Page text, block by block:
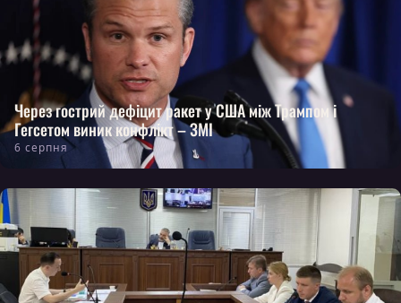
Через гострий дефіцит ракет у США між Трампом і
Гегсетом виник конфлікт – ЗМІ
6 серпня